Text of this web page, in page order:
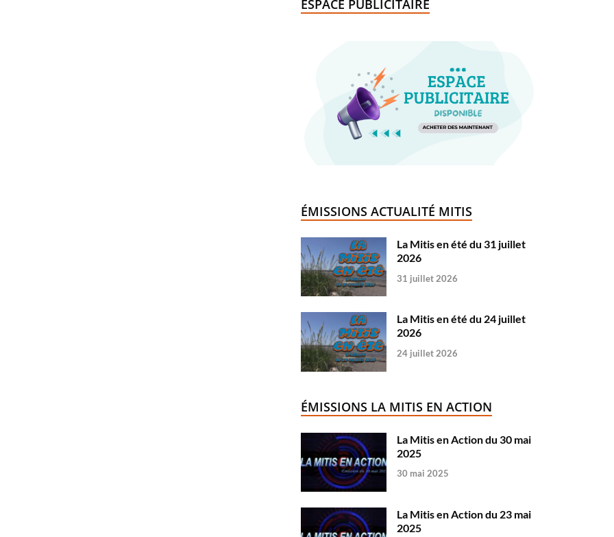
ESPACE PUBLICITAIRE
ÉMISSIONS ACTUALITÉ MITIS
La Mitis en été du 31 juillet
2026
31 juillet 2026
La Mitis en été du 24 juillet
2026
24 juillet 2026
ÉMISSIONS LA MITIS EN ACTION
La Mitis en Action du 30 mai
2025
30 mai 2025
La Mitis en Action du 23 mai
2025